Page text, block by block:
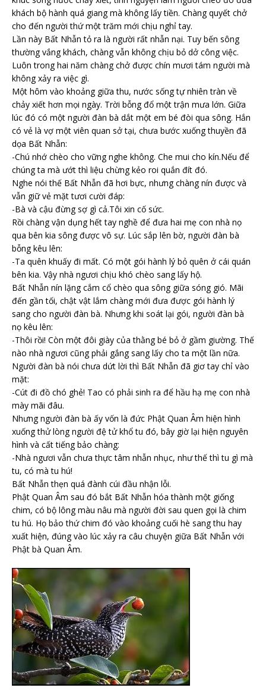
khách bộ hành quá giang mà không lấy tiền. Chàng quyết chở
cho đến người thứ một trăm mới chịu nghỉ tay.
Lần này Bất Nhẫn tỏ ra là người rất nhẫn nại. Tuy bến sông
thường vắng khách, chàng vẫn không chịu bỏ dở công việc.
Luôn trong hai năm chàng chở được chín mươi tám người mà
không xảy ra việc gì.
Một hôm vào khoảng giữa thu, nước sống tự nhiên tràn về
chảy xiết hơn mọi ngày. Trời bỗng đổ một trận mưa lớn. Giữa
lúc đó có một người đàn bà dắt một em bé đòi qua sông. Hắn
có vẻ là vợ một viên quan sở tại, chưa bước xuống thuyền đã
dọa Bất Nhẫn:
-Chú nhớ chèo cho vững nghe không. Che mui cho kín.Nếu để
chúng ta mà ướt thì liệu chừng kẻo roi quắn đít đó.
Nghe nói thế Bất Nhẫn đã hơi bực, nhưng chàng nín được và
vẫn giữ vẻ mặt tươi cười đáp:
-Bà và cậu đừng sợ gì cả.Tôi xin cố sức.
Rồi chàng vận dụng hết tay nghề để đưa hai mẹ con nhà nọ
qua bên kia sông được vô sự. Lúc sắp lên bờ, người đàn bà
bỗng kêu lên:
-Ta quên khuấy đi mất. Có một gói hành lý bỏ quên ở cái quán
bên kia. Vậy nhà ngươi chịu khó chèo sang lấy hộ.
Bất Nhẫn nín lặng cắm cổ chèo qua sông giữa sóng gió. Mãi
đến gần tối, chật vật lắm chàng mới đưa được gói hành lý
sang cho người đàn bà. Nhưng khi soát lại gói, người đàn bà
nọ kêu lên:
-Thôi rồi! Còn một đôi giày của thằng bé bỏ ở gầm giường. Thế
nào nhà ngươi cũng phải gắng sang lấy cho ta một lần nữa.
Người đàn bà nói chưa dứt lời thì Bất Nhẫn đã giơ tay chỉ vào
mặt:
-Cút đi đồ chó ghẻ! Tao có phải sinh ra để hầu hạ mẹ con nhà
mày mãi đâu.
Nhưng người đàn bà ấy vốn là đức Phật Quan Âm hiện hình
xuống thử lòng người đệ tử khổ tu đó, bây giờ lại hiện nguyên
hình và cất tiếng bảo chàng:
-Nhà ngươi vẫn chưa thực tâm nhẫn nhục, như thế thì tu gì mà
tu, có mà tu hú!
Bất Nhẫn thẹn quá đành cúi đầu nhận lỗi.
Phật Quan Âm sau đó bắt Bất Nhẫn hóa thành một giống
chim, có bộ lông màu nâu mà người đời sau quen gọi là chim
tu hú. Họ bảo thứ chim đó vào khoảng cuối hè sang thu hay
xuất hiện, đúng vào lúc xảy ra câu chuyện giữa Bất Nhẫn với
Phật bà Quan Âm.